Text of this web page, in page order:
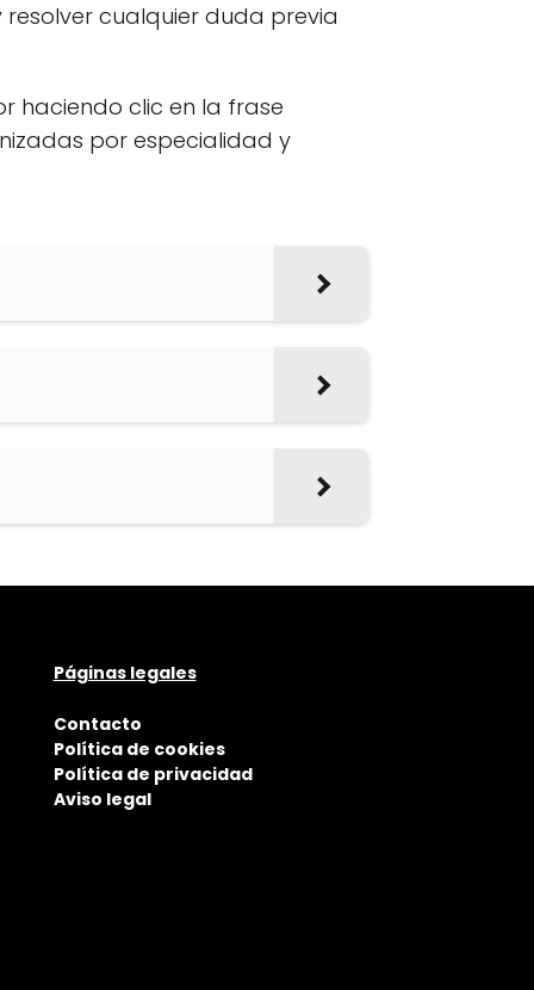
cualquier duda previa
haciendo clic en la frase
por especialidad y
Páginas legales
Contacto
Política de cookies
Política de privacidad
Aviso legal